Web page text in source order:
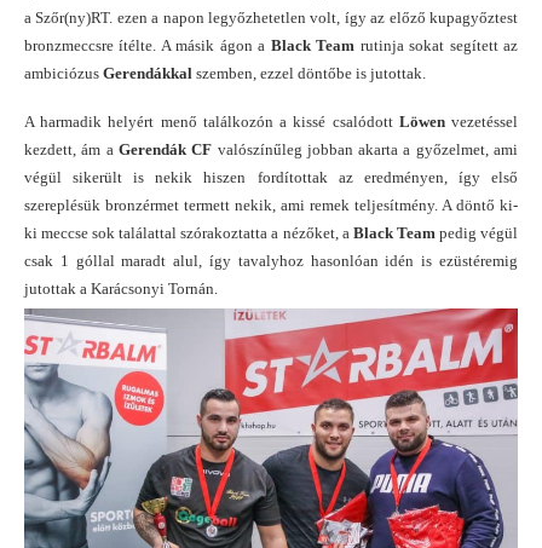
a Szőr(ny)RT. ezen a napon legyőzhetetlen volt, így az előző kupagyőztest
bronzmeccsre ítélte. A másik ágon a Black Team rutinja sokat segített az
ambiciózus Gerendákkal szemben, ezzel döntőbe is jutottak.
A harmadik helyért menő találkozón a kissé csalódott Löwenvezetéssel
kezdett, ám a Gerendák CF valószínűleg jobban akarta a győzelmet, ami
végül sikerült is nekik hiszen fordítottak az eredményen, így első
szereplésük bronzérmet termett nekik, ami remek teljesítmény. A döntő ki-
ki meccse sok találattal szórakoztatta a nézőket, a Black Team pedig végül
csak 1 góllal maradt alul, így tavalyhoz hasonlóan idén is ezüstéremig
jutottak a Karácsonyi Tornán.